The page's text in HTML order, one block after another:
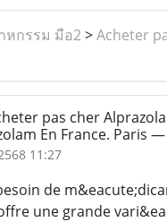
หกรรม มือ2>Acheter
pas cher
En France. Paris
11:27
de
une grande